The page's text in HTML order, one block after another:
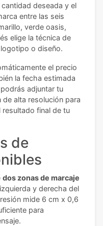
deseada y el
entre las seis
verde oasis,
elige la técnica de
o diseño.
el precio
la fecha estimada
adjuntar tu
alta resolución para
resultado final de tu
de
dos zonas de marcaje
y derecha del
mide 6 cm x 0,6
para